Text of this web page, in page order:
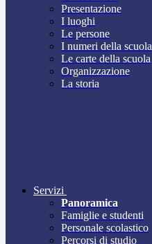
Presentazione
I luoghi
Le persone
I numeri della scuola
Le carte della scuola
Organizzazione
La storia
Servizi
Panoramica
Famiglie e studenti
Personale scolastico
Percorsi di studio